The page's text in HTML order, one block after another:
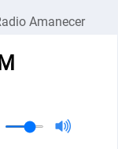
Amanecer